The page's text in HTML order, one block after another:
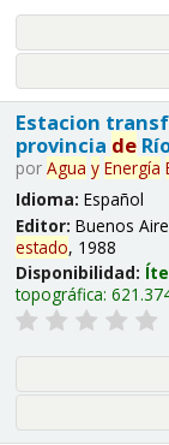
Estacion
provincia de
por Agua y Energía
Idioma: Español
Editor: Buenos
estado, 1988
Disponibilidad:
topográfica: